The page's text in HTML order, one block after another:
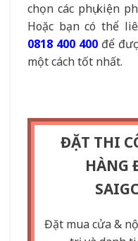
chọn các phụ kiện
Hoặc bạn có thể
0818 400 400 để
một cách tốt nhất.
ĐẶT THI
HÀNG
Đặt mua cửa &